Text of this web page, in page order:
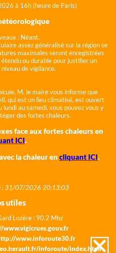
6 à 16h (heure de Paris)
: Néant.
assez généralisé sur la région se
maximales seront enregistrées
ou durable pour justifier un
de vigilance.
M. le maire vous informe que
qui est un lieu climatisé, est ouvert
au samedi, vous pouvez vous y
des fortes chaleurs.
face aux fortes chaleurs en
ICI.
la chaleur en cliquant ICI.
: 31/07/2026 20:13:03
utiles
Lozère : 90.2 Mhz
www.vigicrues.gouv.fr
www.inforoute30.fr
inforoute/index.html